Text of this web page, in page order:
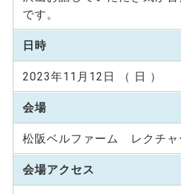
です。
日時
2023年11月12日 （ 日 ）
会場
松阪ベルファーム レクチャ
会場アクセス